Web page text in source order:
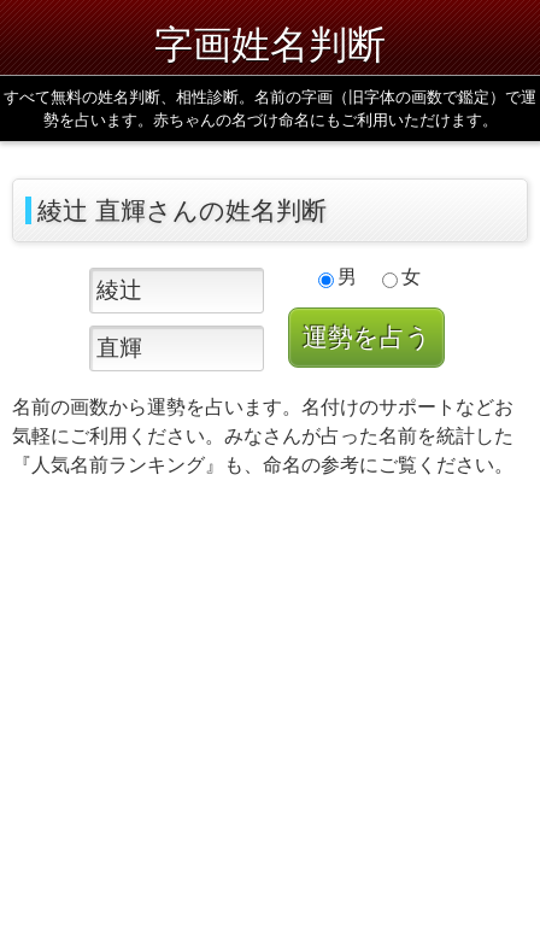
字画姓名判断
すべて無料の姓名判断、相性診断。名前の字画（旧字体の画数で鑑定）で運
勢を占います。赤ちゃんの名づけ命名にもご利用いただけます。
綾辻 直輝さんの姓名判断
男 女
名前の画数から運勢を占います。名付けのサポートなどお
気軽にご利用ください。みなさんが占った名前を統計した
『人気名前ランキング』も、命名の参考にご覧ください。